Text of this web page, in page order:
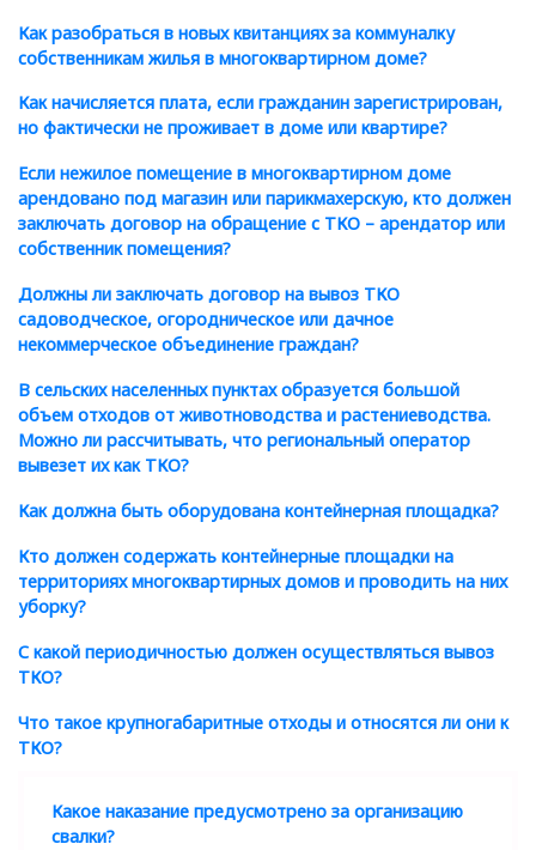
Как разобраться в новых квитанциях за коммуналку
собственникам жилья в многоквартирном доме?
Как начисляется плата, если гражданин зарегистрирован,
но фактически не проживает в доме или квартире?
Если нежилое помещение в многоквартирном доме
арендовано под магазин или парикмахерскую, кто должен
заключать договор на обращение с ТКО – арендатор или
собственник помещения?
Должны ли заключать договор на вывоз ТКО
садоводческое, огородническое или дачное
некоммерческое объединение граждан?
В сельских населенных пунктах образуется большой
объем отходов от животноводства и растениеводства.
Можно ли рассчитывать, что региональный оператор
вывезет их как ТКО?
Как должна быть оборудована контейнерная площадка?
Кто должен содержать контейнерные площадки на
территориях многоквартирных домов и проводить на них
уборку?
С какой периодичностью должен осуществляться вывоз
ТКО?
Что такое крупногабаритные отходы и относятся ли они к
ТКО?
Какое наказание предусмотрено за организацию
свалки?